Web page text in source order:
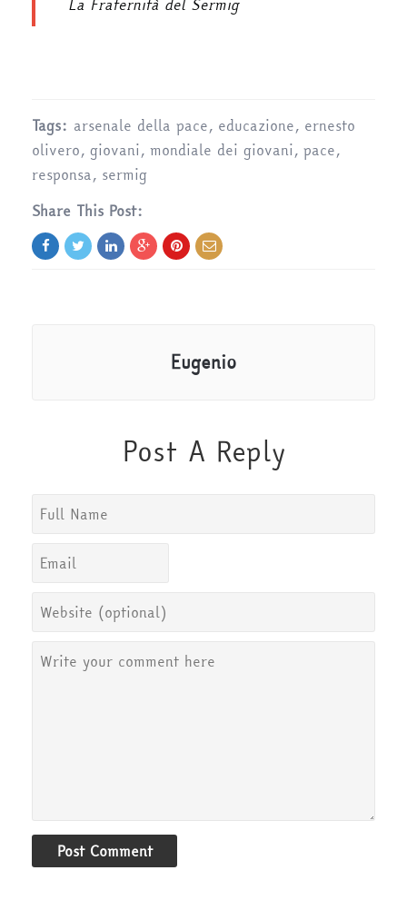
La Fraternità del Sermig
Tags: arsenale della pace, educazione, ernesto
olivero, giovani, mondiale dei giovani, pace,
responsa, sermig
Share This Post:
Eugenio
Post A Reply
Post Comment